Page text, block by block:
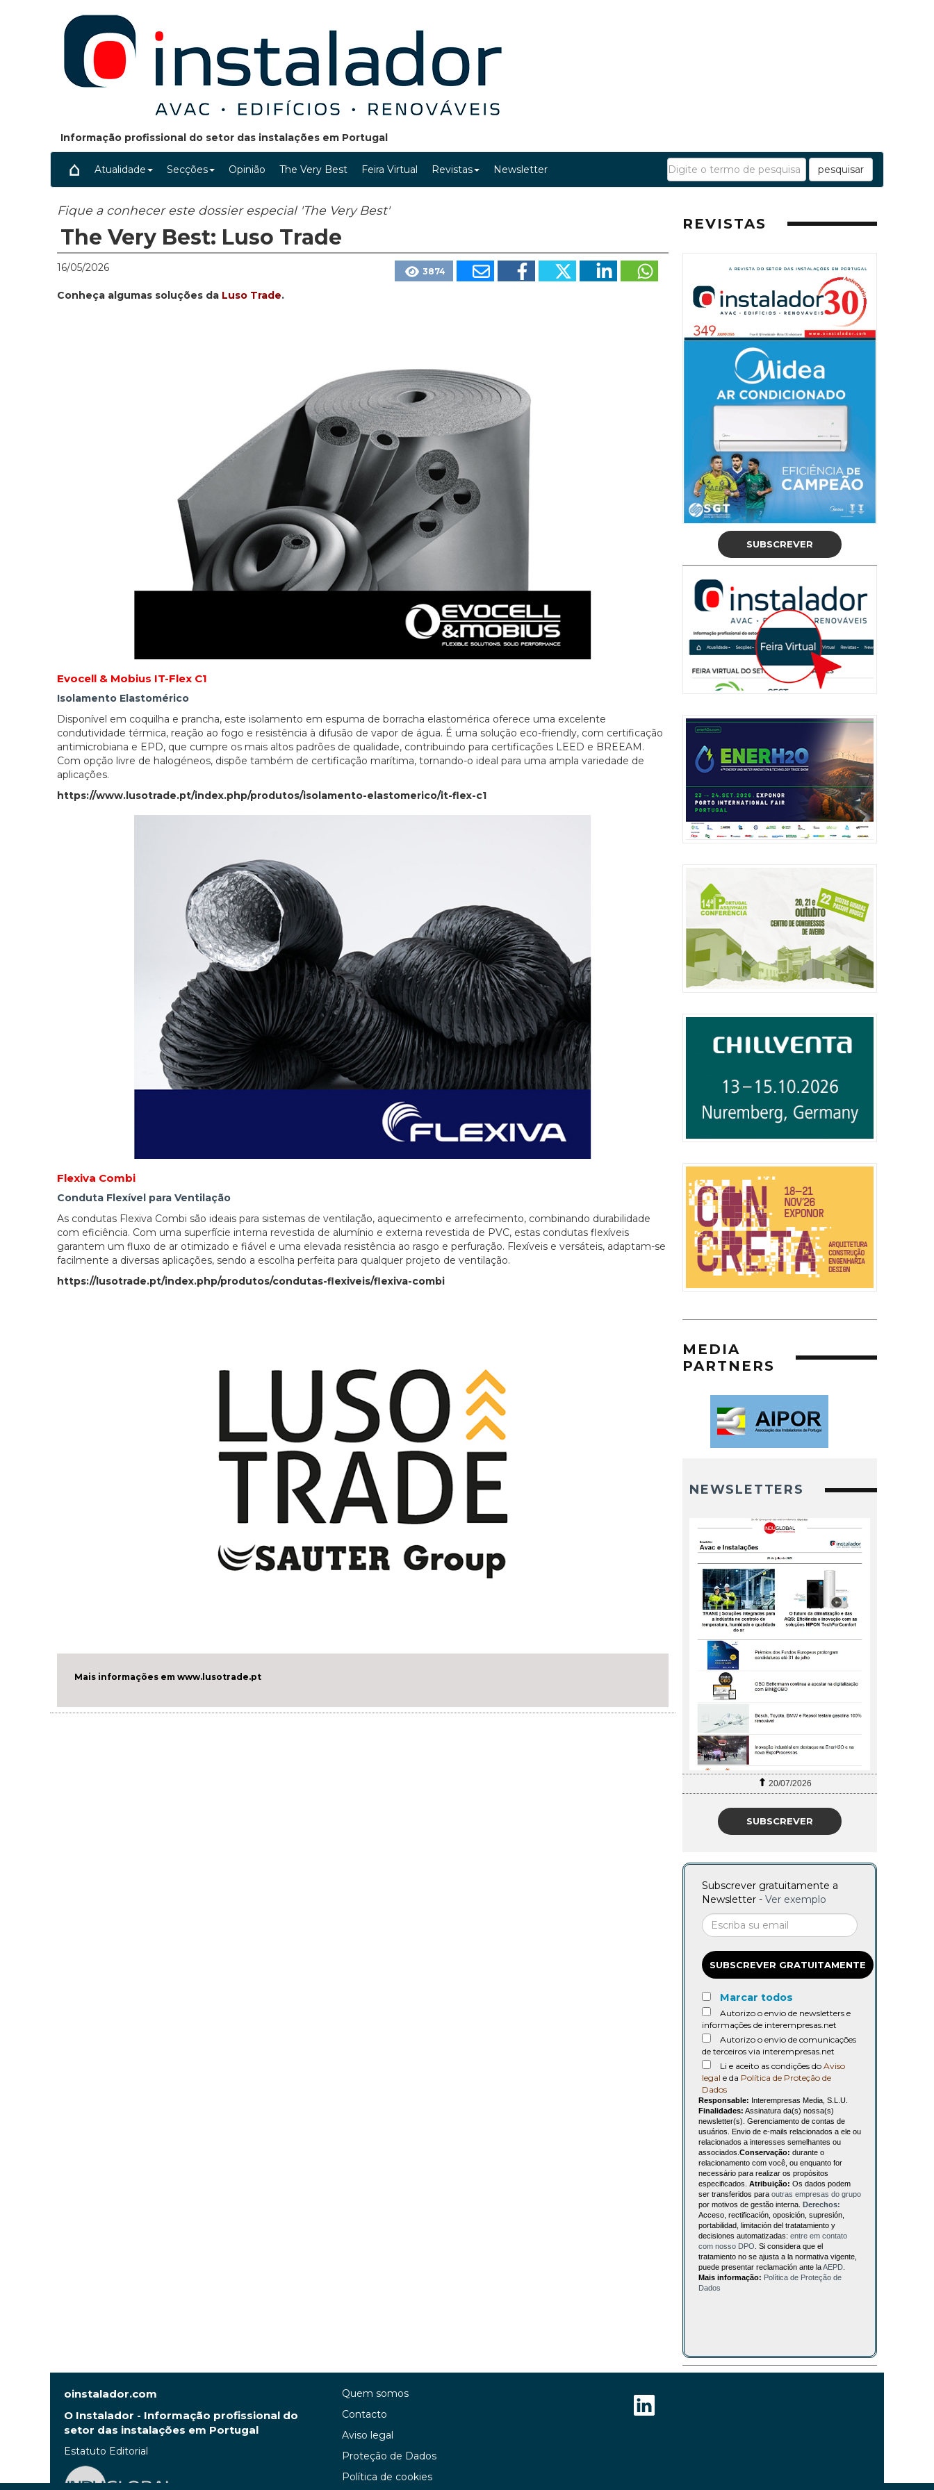
Informação profissional do setor das instalações em Portugal
Atualidade Secções Opinião The Very Best Feira Virtual Revistas Newsletter pesquisar
Fique a conhecer este dossier especial 'The Very Best'
The Very Best: Luso Trade
16/05/2026 3874
Conheça algumas soluções da Luso Trade.
Evocell & Mobius IT-Flex C1
Isolamento Elastomérico
Disponível em coquilha e prancha, este isolamento em espuma de borracha elastomérica oferece uma excelente
condutividade térmica, reação ao fogo e resistência à difusão de vapor de água. É uma solução eco-friendly, com certificação
antimicrobiana e EPD, que cumpre os mais altos padrões de qualidade, contribuindo para certificações LEED e BREEAM.
Com opção livre de halogéneos, dispõe também de certificação marítima, tornando-o ideal para uma ampla variedade de
aplicações.
https://www.lusotrade.pt/index.php/produtos/isolamento-elastomerico/it-flex-c1
Flexiva Combi
Conduta Flexível para Ventilação
As condutas Flexiva Combi são ideais para sistemas de ventilação, aquecimento e arrefecimento, combinando durabilidade
com eficiência. Com uma superfície interna revestida de alumínio e externa revestida de PVC, estas condutas flexíveis
garantem um fluxo de ar otimizado e fiável e uma elevada resistência ao rasgo e perfuração. Flexíveis e versáteis, adaptam-se
facilmente a diversas aplicações, sendo a escolha perfeita para qualquer projeto de ventilação.
https://lusotrade.pt/index.php/produtos/condutas-flexiveis/flexiva-combi
Mais informações em www.lusotrade.pt
REVISTAS
SUBSCREVER
MEDIA
PARTNERS
NEWSLETTERS
20/07/2026
SUBSCREVER
Subscrever gratuitamente a
Newsletter - Ver exemplo
SUBSCREVER GRATUITAMENTE
Marcar todos
Autorizo o envio de newsletters e
informações de interempresas.net
Autorizo o envio de comunicações
de terceiros via interempresas.net
Li e aceito as condições do Aviso
legal e da Política de Proteção de
Dados
Responsable: Interempresas Media, S.L.U.
Finalidades: Assinatura da(s) nossa(s)
newsletter(s). Gerenciamento de contas de
usuários. Envio de e-mails relacionados a ele ou
relacionados a interesses semelhantes ou
associados. Conservação: durante o
relacionamento com você, ou enquanto for
necessário para realizar os propósitos
especificados. Atribuição: Os dados podem
ser transferidos para outras empresas do grupo
por motivos de gestão interna. Derechos:
Acceso, rectificación, oposición, supresión,
portabilidad, limitación del tratatamiento y
decisiones automatizadas: entre em contato
com nosso DPO . Si considera que el
tratamiento no se ajusta a la normativa vigente,
puede presentar reclamación ante laAEPD
Mais informação: Política de Proteção de
Dados
oinstalador.com
O Instalador - Informação profissional do
setor das instalações em Portugal
Estatuto Editorial
Quem somos
Contacto
Aviso legal
Proteção de Dados
Política de cookies